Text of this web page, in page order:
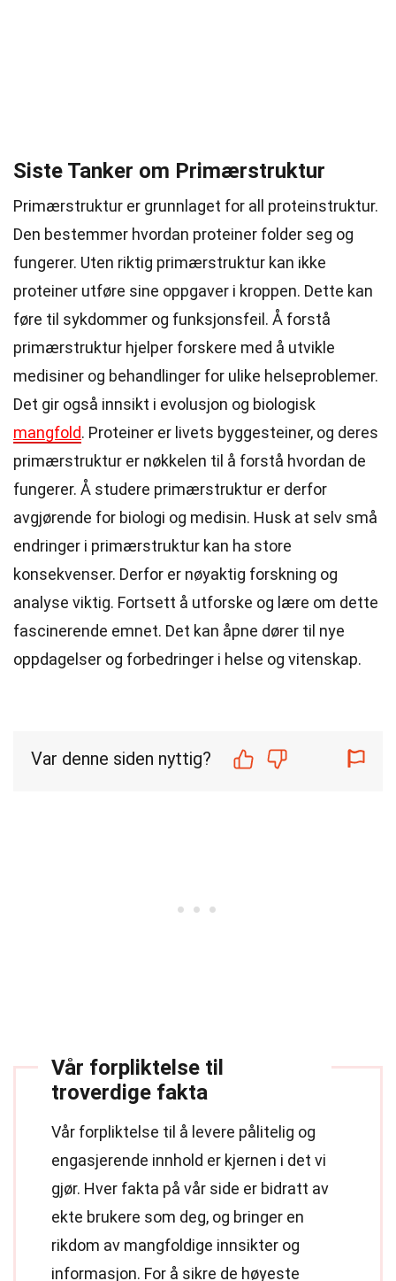
Siste Tanker om Primærstruktur
Primærstruktur er grunnlaget for all proteinstruktur.
Den bestemmer hvordan proteiner folder seg og
fungerer. Uten riktig primærstruktur kan ikke
proteiner utføre sine oppgaver i kroppen. Dette kan
føre til sykdommer og funksjonsfeil. Å forstå
primærstruktur hjelper forskere med å utvikle
medisiner og behandlinger for ulike helseproblemer.
Det gir også innsikt i evolusjon og biologisk
mangfold. Proteiner er livets byggesteiner, og deres
primærstruktur er nøkkelen til å forstå hvordan de
fungerer. Å studere primærstruktur er derfor
avgjørende for biologi og medisin. Husk at selv små
endringer i primærstruktur kan ha store
konsekvenser. Derfor er nøyaktig forskning og
analyse viktig. Fortsett å utforske og lære om dette
fascinerende emnet. Det kan åpne dører til nye
oppdagelser og forbedringer i helse og vitenskap.
Var denne siden nyttig?
Vår forpliktelse til
troverdige fakta
Vår forpliktelse til å levere pålitelig og
engasjerende innhold er kjernen i det vi
gjør. Hver fakta på vår side er bidratt av
ekte brukere som deg, og bringer en
rikdom av mangfoldige innsikter og
informasjon. For å sikre de høyeste